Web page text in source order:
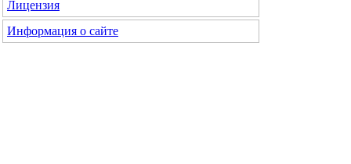
Лицензия
Информация о сайте